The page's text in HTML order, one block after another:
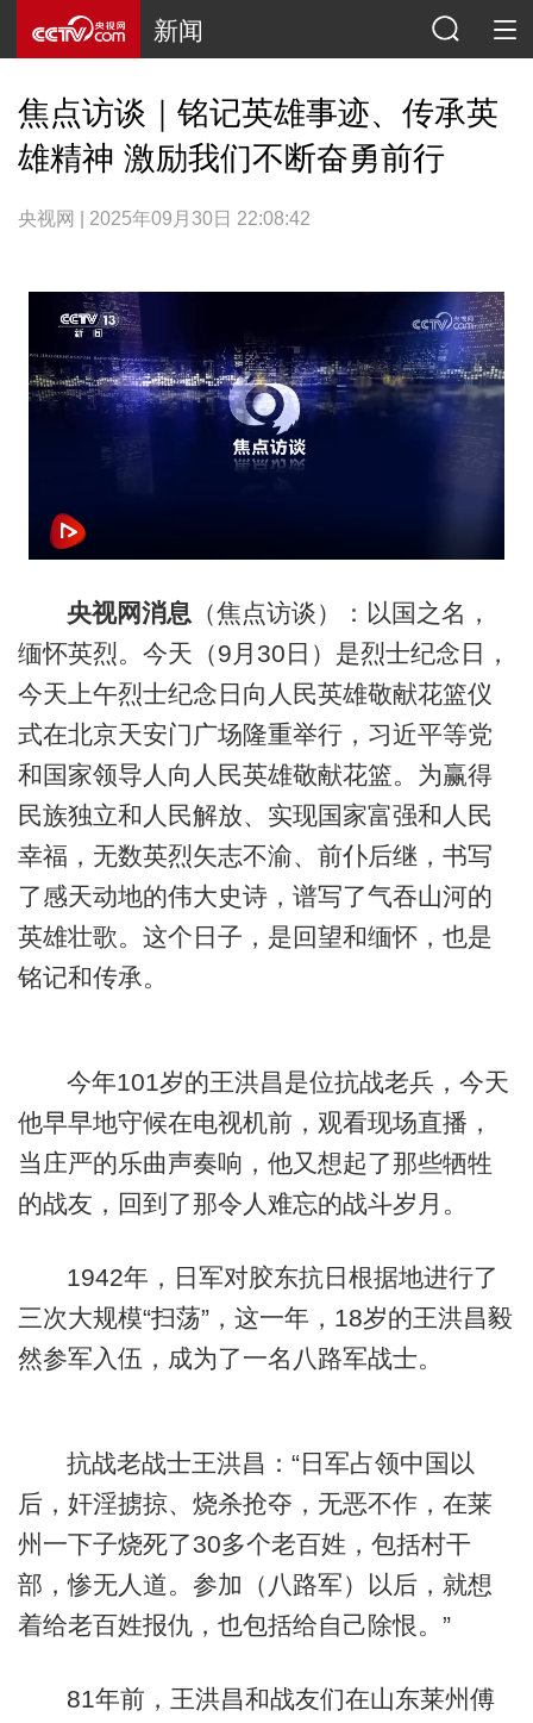
新闻
焦点访谈｜铭记英雄事迹、传承英
雄精神 激励我们不断奋勇前行
央视网 | 2025年09月30日 22:08:42
央视网消息 （焦点访谈）：以国之名，
缅怀英烈。今天（9月30日）是烈士纪念日，
今天上午烈士纪念日向人民英雄敬献花篮仪
式在北京天安门广场隆重举行，习近平等党
和国家领导人向人民英雄敬献花篮。为赢得
民族独立和人民解放、实现国家富强和人民
幸福，无数英烈矢志不渝、前仆后继，书写
了感天动地的伟大史诗，谱写了气吞山河的
英雄壮歌。这个日子，是回望和缅怀，也是
铭记和传承。
今年101岁的王洪昌是位抗战老兵，今天
他早早地守候在电视机前，观看现场直播，
当庄严的乐曲声奏响，他又想起了那些牺牲
的战友，回到了那令人难忘的战斗岁月。
1942年，日军对胶东抗日根据地进行了
三次大规模“扫荡”，这一年，18岁的王洪昌毅
然参军入伍，成为了一名八路军战士。
抗战老战士王洪昌：“日军占领中国以
后，奸淫掳掠、烧杀抢夺，无恶不作，在莱
州一下子烧死了30多个老百姓，包括村干
部，惨无人道。参加（八路军）以后，就想
着给老百姓报仇，也包括给自己除恨。”
81年前，王洪昌和战友们在山东莱州傅